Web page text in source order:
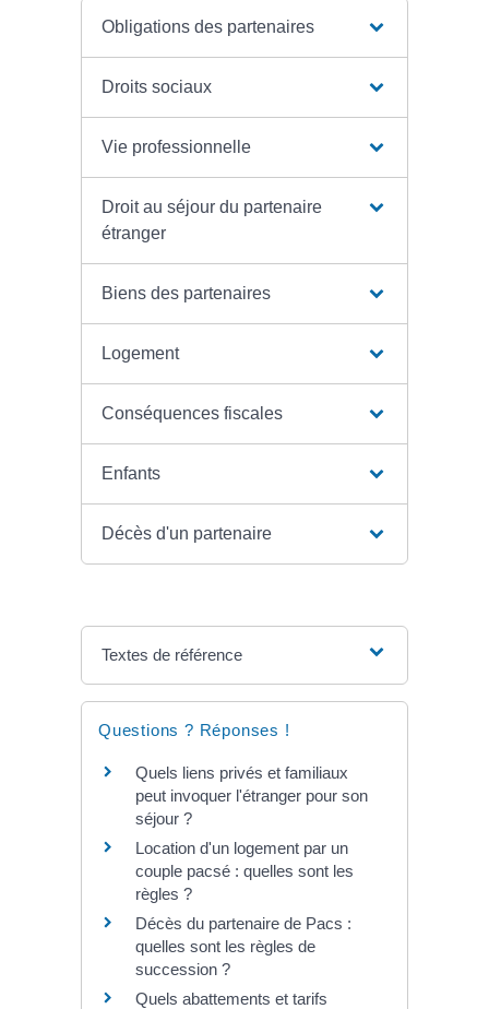
Obligations des partenaires
Droits sociaux
Vie professionnelle
Droit au séjour du partenaire
étranger
Biens des partenaires
Logement
Conséquences fiscales
Enfants
Décès d'un partenaire
Textes de référence
Questions ? Réponses !
Quels liens privés et familiaux
peut invoquer l'étranger pour son
séjour ?
Location d'un logement par un
couple pacsé : quelles sont les
règles ?
Décès du partenaire de Pacs :
quelles sont les règles de
succession ?
Quels abattements et tarifs